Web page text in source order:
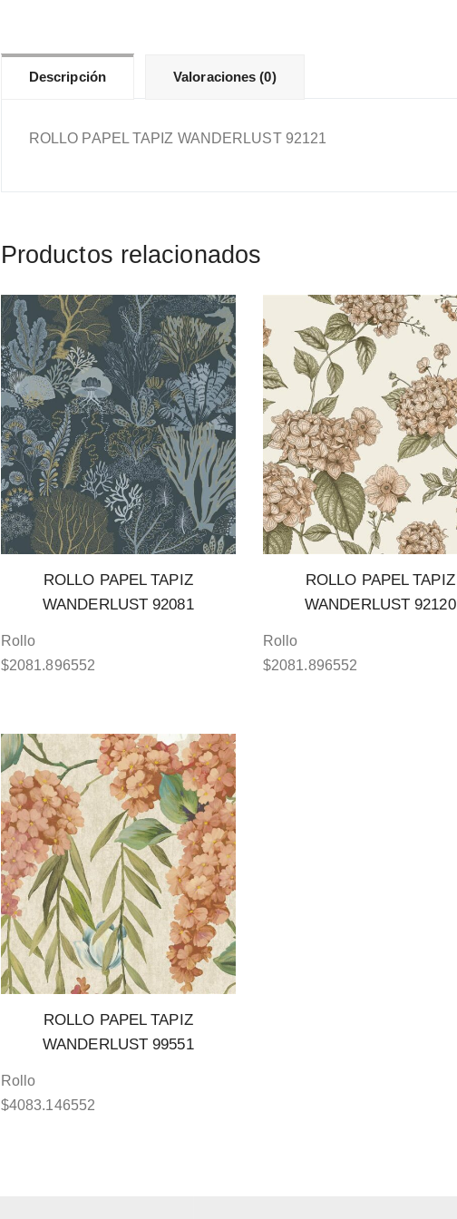
Descripción Valoraciones (0)
ROLLO PAPEL TAPIZ WANDERLUST 92121
Productos relacionados
ROLLO PAPEL TAPIZ
WANDERLUST 92081
Rollo
$2081.896552
ROLLO PAPEL TAPIZ
WANDERLUST 92120
Rollo
$2081.896552
ROLLO PAPEL TAPIZ
WANDERLUST 99551
Rollo
$4083.146552